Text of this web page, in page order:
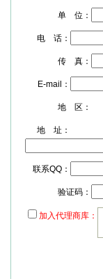
单 位：
电 话：
传 真：
E-mail：
地 区：
地 址：
联系QQ：
验证码：
加入代理商库：